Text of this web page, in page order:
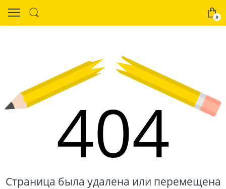
0
404
Страница была удалена или перемещена